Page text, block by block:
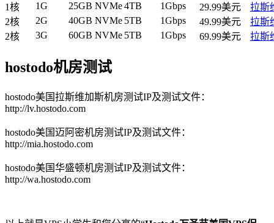
1核
1G 25GB NVMe4TB 1Gbps 29.99美元
拉斯
2核
2G 40GB NVMe 5TB 1Gbps 49.99美元
拉斯
2核
3G 60GB NVMe 5TB 1Gbps 69.99美元 拉斯
hostodo机房测试
hostodo美国拉斯维加斯机房测试IP及测试文件：
http://lv.hostodo.com
hostodo美国迈阿密机房测试IP及测试文件：
http://mia.hostodo.com
hostodo美国华盛顿机房测试IP及测试文件：
http://wa.hostodo.com